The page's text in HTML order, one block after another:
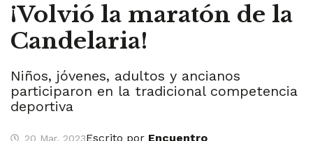
¡Volvió la maratón de la
Candelaria!
Niños, jóvenes, adultos y ancianos
participaron en la tradicional competencia
deportiva
20 Mar, 2023Escrito por Encuentro